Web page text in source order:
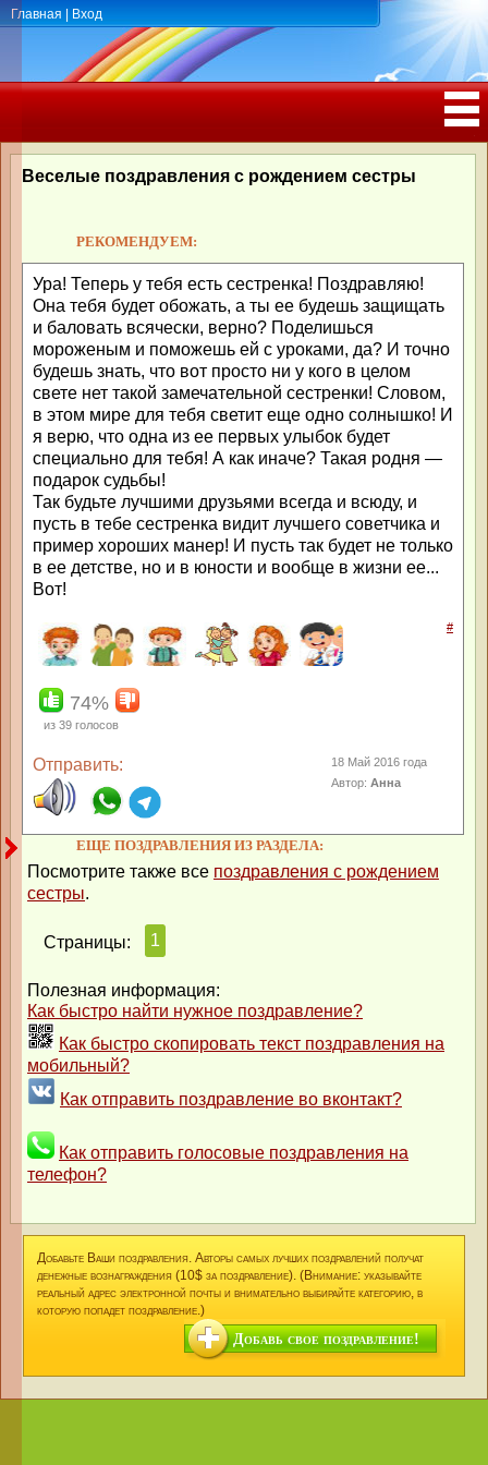
Главная Вход
РОЖДЕНИЯ, ЮБИЛЕЕМ
Веселые поздравления с рождением сестры
РЕКОМЕНДУЕМ:
Ура! Теперь у тебя есть сестренка! Поздравляю!
Она тебя будет обожать, а ты ее будешь защищать
и баловать всячески, верно? Поделишься
мороженым и поможешь ей с уроками, да? И точно
будешь знать, что вот просто ни у кого в целом
свете нет такой замечательной сестренки! Словом,
в этом мире для тебя светит еще одно солнышко! И
я верю, что одна из ее первых улыбок будет
специально для тебя! А как иначе? Такая родня —
подарок судьбы!
Так будьте лучшими друзьями всегда и всюду, и
пусть в тебе сестренка видит лучшего советчика и
пример хороших манер! И пусть так будет не только
в ее детстве, но и в юности и вообще в жизни ее...
Вот!
#
74%
из 39 голосов
Отправить:
18 Май 2016 года
Автор:Анна
ЕЩЕ ПОЗДРАВЛЕНИЯ ИЗ РАЗДЕЛА:
Посмотрите также все поздравления с рождением
сестры.
Страницы: 1
Полезная информация:
Как быстро найти нужное поздравление?
Как быстро скопировать текст поздравления на
мобильный?
Как отправить поздравление во вконтакт?
Как отправить голосовые поздравления на
телефон?
Добавьте Ваши поздравления. Авторы самых лучших поздравлений получат
денежные вознаграждения (10$ за поздравление). (Внимание: указывайте
реальный адрес электронной почты и внимательно выбирайте категорию, в
которую попадет поздравление.)
Добавь свое поздравление!